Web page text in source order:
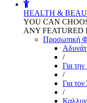
HEALTH &
YOU CAN
ANY FEATURED
Προσωπική
/
Για
/
Για
/